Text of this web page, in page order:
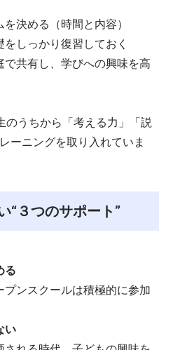
決める（時間と内容）
しっかり復習しておく
で共有し、学びへの興味を高
のうちから「考える力」「説
ーニングを取り入れていま
“３つのサポート”
る
プンスクールは積極的に参加
い